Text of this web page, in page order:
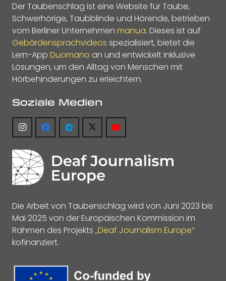
Der Taubenschlag ist eine Website für Taube,
Schwerhörige, Taubblinde und Hörende, betrieben
vom Berliner Unternehmen manua. Dieses ist auf
Gebärdensprachvideos spezialisiert, bietet die
Lern-App Duomano an und entwickelt inklusive
Lösungen, um den Alltag von Menschen mit
Hörbehinderungen zu erleichtern.
Soziale Medien
Die Arbeit von Taubenschlag wird von Juni 2023 bis
Mai 2025 von der Europäischen Kommission im
Rahmen des Projekts „Deaf Journalism Europe“
kofinanziert.